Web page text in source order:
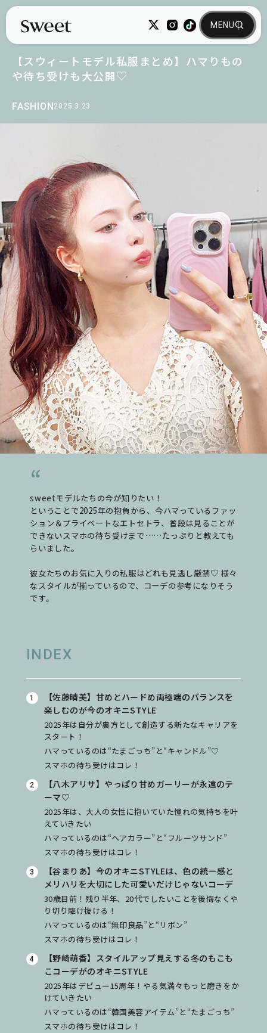
FASHION2025.3.23
【スウィートモデル私服まとめ】ハマりもの
や待ち受けも大公開♡
sweetモデルたちの今が知りたい！
ということで2025年の抱負から、今ハマっているファッ
ション＆プライベートなエトセトラ、普段は見ることが
できないスマホの待ち受けまで……たっぷりと教えても
らいました。
彼女たちのお気に入りの私服はどれも見逃し厳禁♡ 様々
なスタイルが揃っているので、コーデの参考になりそう
です。
INDEX
【佐藤晴美】甘めとハードめ両極端のバランスを
楽しむのが今のオキニSTYLE
2025年は自分が裏方として創造する新たなキャリアを
スタート！
ハマっているのは“たまごっち”と“キャンドル”♡
スマホの待ち受けはコレ！
【八木アリサ】やっぱり甘めガーリーが永遠のテ
ーマ♡
2025年は、大人の女性に抱いていた憧れの気持ちを叶
えていきたい
ハマっているのは“ヘアカラー”と“フルーツサンド”
スマホの待ち受けはコレ！
【谷まりあ】今のオキニSTYLEは、色の統一感と
メリハリを大切にした可愛いだけじゃないコーデ
30歳目前！残り半年、20代でしたいことを後悔なくや
り切り駆け抜ける！
ハマっているのは“無印良品”と“リボン”
スマホの待ち受けはコレ！
【野崎萌香】スタイルアップ見えする冬のもこも
こコーデがのオキニSTYLE
2025年はデビュー15周年！やる気満々もっと磨きをか
けていきたい
ハマっているのは“韓国美容アイテム”と“たまごっち”
スマホの待ち受けはコレ！